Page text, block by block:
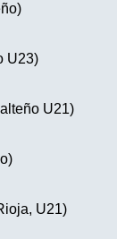
U23)
U21)
U21)